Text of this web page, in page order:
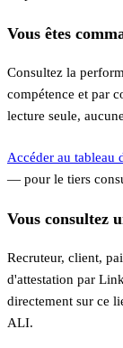
Vous êtes
Consultez la
compétence et par
lecture seule,
Accéder au tableau
— pour le tiers
Vous consultez
Recruteur, client,
d'attestation par
directement sur ce
ALI.